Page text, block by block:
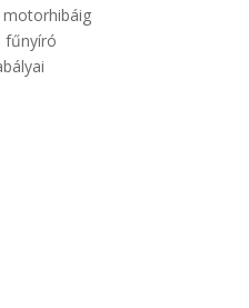
motorhibáig
fűnyíró